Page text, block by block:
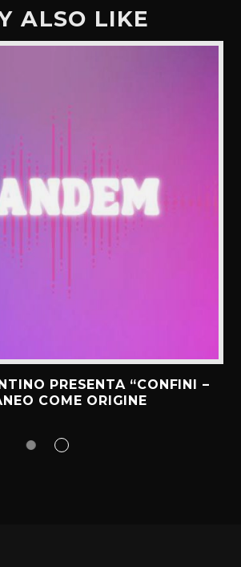
ALSO LIKE
PRESENTA “CONFINI –
COME ORIGINE